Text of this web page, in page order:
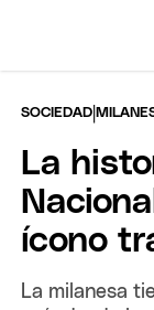
SOCIEDAD |
La
ícono
La milanesa